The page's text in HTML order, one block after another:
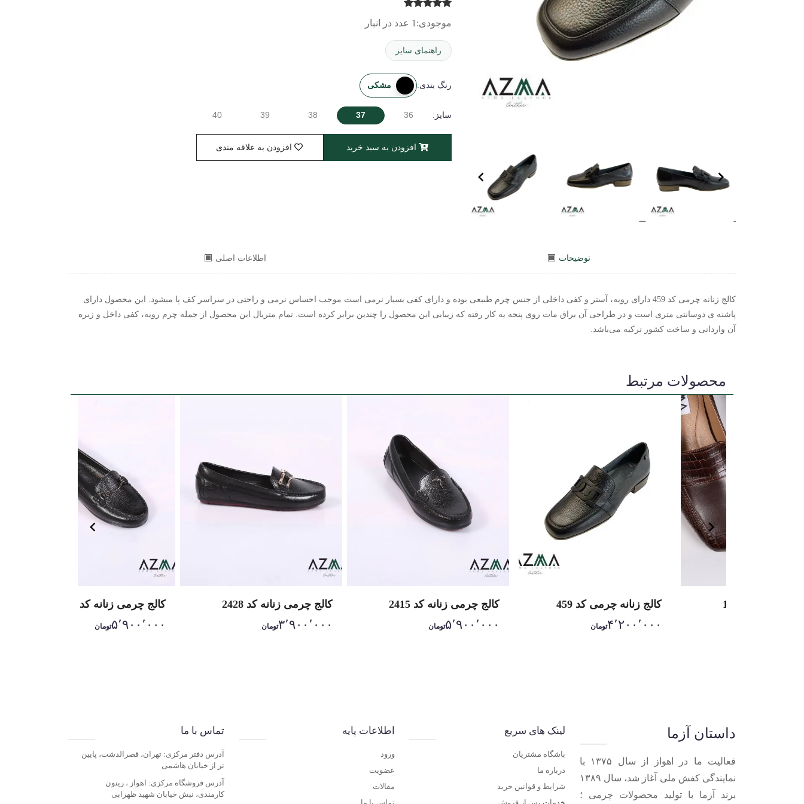
موجودی: 1 عدد در انبار
راهنمای سایز
رنگ بندی: مشکی
سایز: 36
37
38
39
40
افزودن به سبد خرید افزودن به علاقه مندی
توضیحات اطلاعات اصلی
کالج زنانه چرمی کد 459 دارای رویه، آستر و کفی داخلی از جنس چرم طبیعی بوده و دارای کفی بسیار نرمی است موجب احساس نرمی و راحتی در سراسر کف پا میشود. این محصول دارای
پاشنه ی دوسانتی متری است و در طراحی آن یراق مات روی پنجه به کار رفته که زیبایی این محصول را چندین برابر کرده است. تمام متریال این محصول از جمله چرم رویه، کفی داخل و زیره
آن وارداتی و ساخت کشور ترکیه می‌باشد.
محصولات مرتبط
کالج زنانه چرمی کد 459
۴٬۲۰۰٬۰۰۰تومان
کالج چرمی زنانه کد 2415
۵٬۹۰۰٬۰۰۰تومان
کالج چرمی زنانه کد 2428
۳٬۹۰۰٬۰۰۰تومان
کالج چرمی زنانه کد 2430
۵٬۹۰۰٬۰۰۰تومان
داستان آزما
فعالیت ما در اهواز از سال ۱۳۷۵ با
نمایندگی کفش ملی آغاز شد، سال ۱۳۸۹
برند آزما با تولید محصولات چرمی ؛
لینک های سریع
باشگاه مشتریان
درباره ما
شرایط و قوانین خرید
اطلاعات پایه
ورود
عضویت
مقالات
تماس با ما
آدرس دفتر مرکزی: تهران، قصرالدشت، پایین
تر از خیابان هاشمی
آدرس فروشگاه مرکزی: اهواز ، زیتون
کارمندی، نبش خیابان شهید ظهرابی